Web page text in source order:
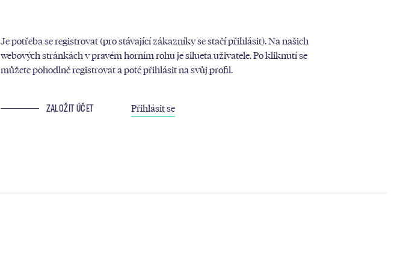
Je potřeba se registrovat (pro stávající zákazníky se stačí přihlásit). Na našich
webových stránkách v pravém horním rohu je silueta uživatele. Po kliknutí se
můžete pohodlně registrovat a poté přihlásit na svůj profil.
ZALOŽIT ÚČET Přihlásit se